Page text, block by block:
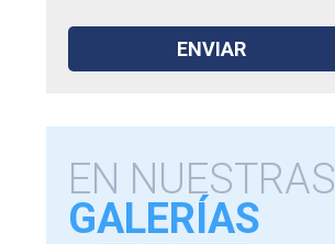
EN NUESTRAS
GALERÍAS